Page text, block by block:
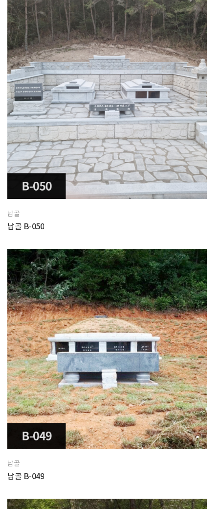
납골
납골 B-050
납골
납골 B-049